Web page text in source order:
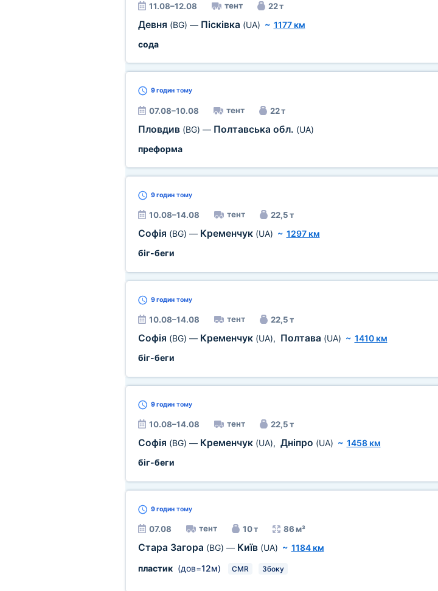
11.08–12.08 тент 22 т
Девня (BG) — Пісківка (UA) ~ 1177 км
сода
9 годинтому
07.08–10.08 тент 22 т
Пловдив (BG) — Полтавська обл. (UA)
преформа
9 годинтому
10.08–14.08 тент 22,5 т
Софія (BG) — Кременчук (UA) ~ 1297 км
біг-беги
9 годинтому
10.08–14.08 тент 22,5 т
Софія (BG) — Кременчук (UA), Полтава (UA) ~ 1410 км
біг-беги
9 годинтому
10.08–14.08 тент 22,5 т
Софія (BG) — Кременчук (UA), Дніпро (UA) ~ 1458 км
біг-беги
9 годинтому
07.08 тент 10 т 86 м³
Стара Загора (BG) — Київ (UA) ~ 1184 км
пластик(дов=12м) CMR Збоку